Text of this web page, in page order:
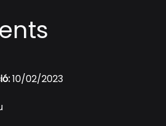
10/02/2023